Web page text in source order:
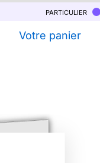
particulier
Votre panier